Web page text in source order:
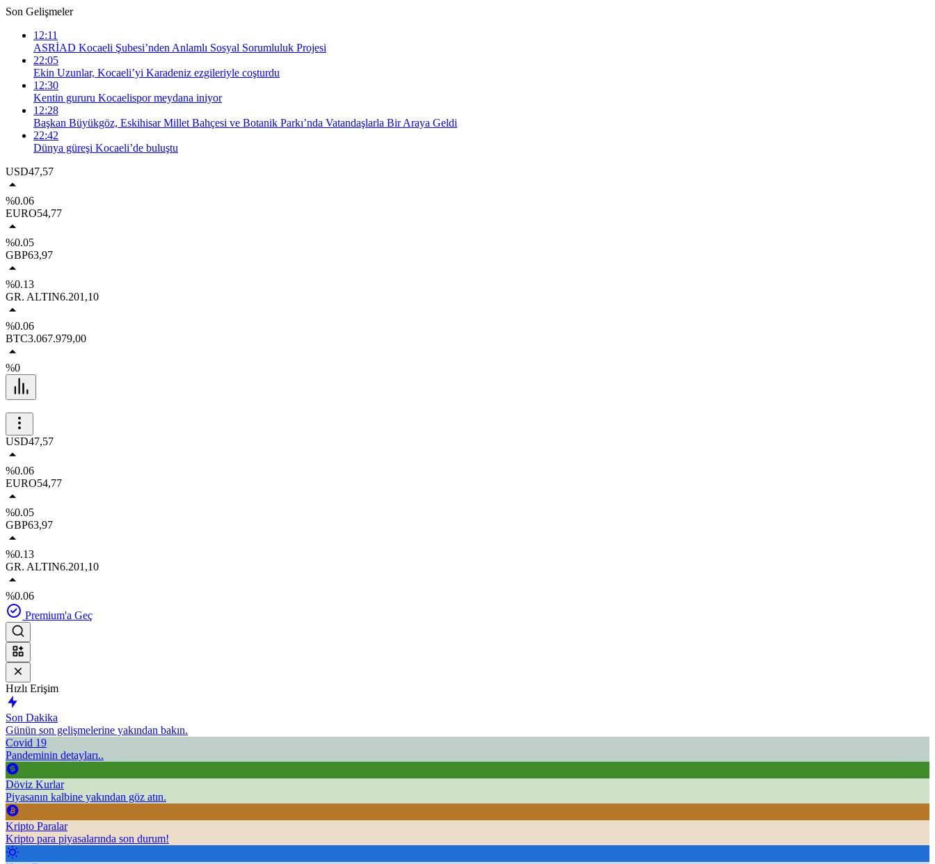
Son Gelişmeler
12:11
ASRİAD Kocaeli Şubesi’nden Anlamlı Sosyal Sorumluluk Projesi
22:05
Ekin Uzunlar, Kocaeli’yi Karadeniz ezgileriyle coşturdu
12:30
Kentin gururu Kocaelispor meydana iniyor
12:28
Başkan Büyükgöz, Eskihisar Millet Bahçesi ve Botanik Parkı’nda Vatandaşlarla Bir Araya Geldi
22:42
Dünya güreşi Kocaeli’de buluştu
USD47,57
%0.06
EURO54,77
%0.05
GBP63,97
%0.13
GR. ALTIN6.201,10
%0.06
BTC3.067.979,00
%0
USD47,57
%0.06
EURO54,77
%0.05
GBP63,97
%0.13
GR. ALTIN6.201,10
%0.06
Premium'a Geç
Hızlı Erişim
Son Dakika
Günün son gelişmelerine yakından bakın.
Covid 19
Pandeminin detayları..
Döviz Kurlar
Piyasanın kalbine yakından göz atın.
Kripto Paralar
Kripto para piyasalarında son durum!